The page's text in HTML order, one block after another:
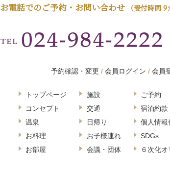
お電話でのご予約・お問い合わせ （受付時間
予約確認・変更 会員ログイン 会員
トップページ
コンセプト
温泉
お料理
お部屋
施設
交通
日帰り
お子様連れ
会議・団体
ご予約
宿泊約款
個人情報
SDGs
６次化